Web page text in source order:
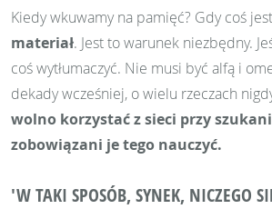
Kiedy wkuwamy na pamięć? Gdy coś
materiał. Jest to warunek niezbędny.
coś wytłumaczyć. Nie musi być alfą i
dekady wcześniej, o wielu rzeczach
wolno korzystać z sieci przy
zobowiązani je tego nauczyć.
'W TAKI SPOSÓB, SYNEK, NICZEGO